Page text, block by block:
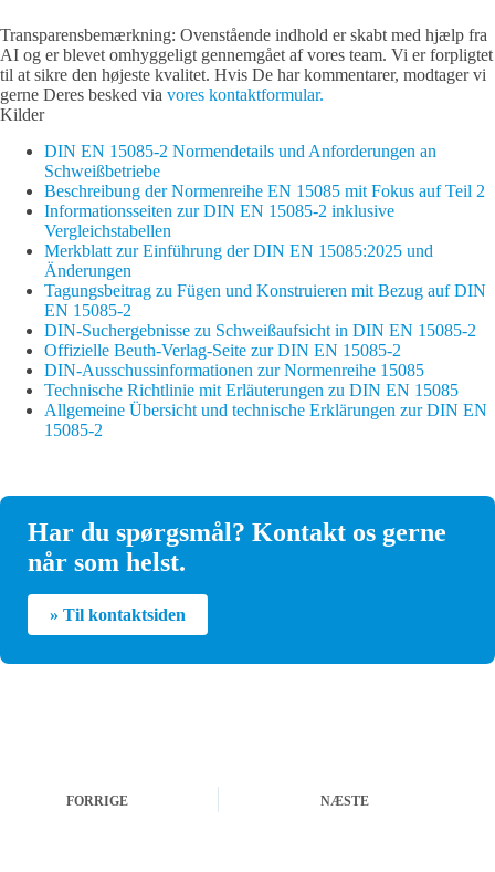
Transparensbemærkning: Ovenstående indhold er skabt med hjælp fra
AI og er blevet omhyggeligt gennemgået af vores team. Vi er forpligtet
til at sikre den højeste kvalitet. Hvis De har kommentarer, modtager vi
gerne Deres besked via vores kontaktformular.
Kilder
DIN EN 15085-2 Normendetails und Anforderungen an
Schweißbetriebe
Beschreibung der Normenreihe EN 15085 mit Fokus auf Teil 2
Informationsseiten zur DIN EN 15085-2 inklusive
Vergleichstabellen
Merkblatt zur Einführung der DIN EN 15085:2025 und
Änderungen
Tagungsbeitrag zu Fügen und Konstruieren mit Bezug auf DIN
EN 15085-2
DIN-Suchergebnisse zu Schweißaufsicht in DIN EN 15085-2
Offizielle Beuth-Verlag-Seite zur DIN EN 15085-2
DIN-Ausschussinformationen zur Normenreihe 15085
Technische Richtlinie mit Erläuterungen zu DIN EN 15085
Allgemeine Übersicht und technische Erklärungen zur DIN EN
15085-2
Har du spørgsmål? Kontakt os gerne
når som helst.
» Til kontaktsiden
FORRIGE NÆSTE